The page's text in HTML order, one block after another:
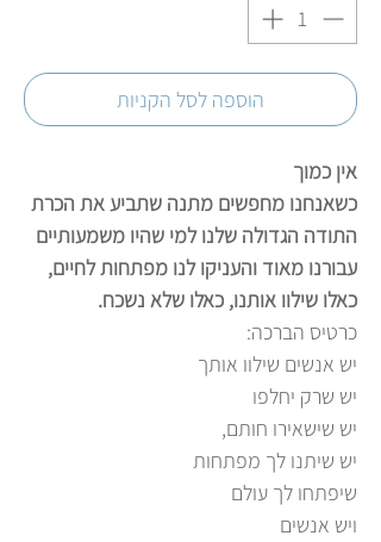
הוספה לסל הקניות
אין כמוך
כשאנחנו מחפשים מתנה שתביע את הכרת
התודה הגדולה שלנו למי שהיו משמעותיים
עבורנו מאוד והעניקו לנו מפתחות לחיים,
כאלו שילוו אותנו, כאלו שלא נשכח.
כרטיס הברכה:
יש אנשים שילוו אותך
יש שרק יחלפו
יש שישאירו חותם,
יש שיתנו לך מפתחות
שיפתחו לך עולם
ויש אנשים